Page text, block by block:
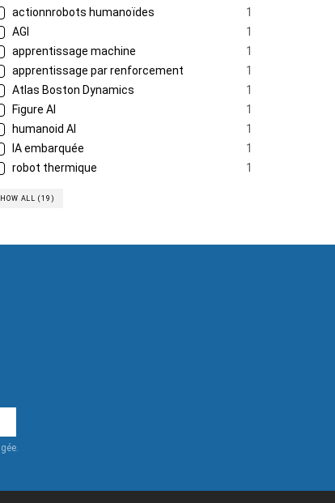
actionnrobots humanoïdes
1
AGI
1
apprentissage machine
1
apprentissage par renforcement
1
Atlas Boston Dynamics
1
Figure AI
1
humanoid AI
1
IA embarquée
1
robot thermique
1
ALL (19)